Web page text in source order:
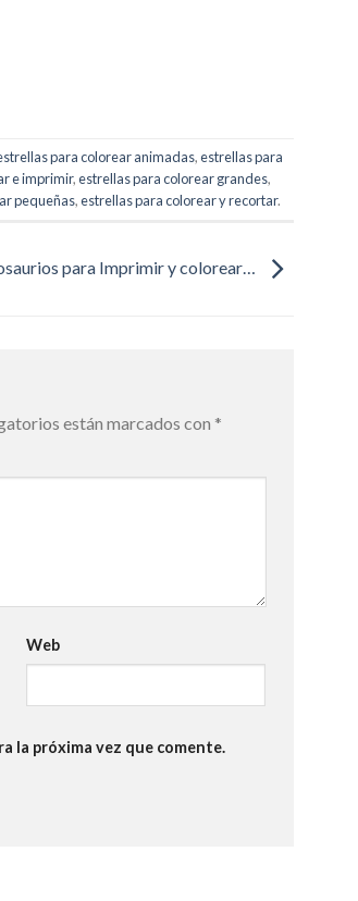
para colorear animadas,estrellas para
e imprimir,estrellas para colorear grandes,
pequeñas,estrellas para colorear y recortar.
para Imprimir y colorear…
están marcados con *
Web
la próxima vez que comente.